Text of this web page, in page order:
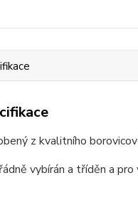
z kvalitního
vybírán a tříděn a